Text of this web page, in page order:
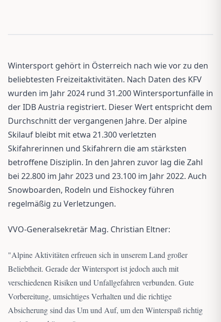
Wintersport gehört in Österreich nach wie vor zu den
beliebtesten Freizeitaktivitäten. Nach Daten des KFV
wurden im Jahr 2024 rund 31.200 Wintersportunfälle in
der IDB Austria registriert. Dieser Wert entspricht dem
Durchschnitt der vergangenen Jahre. Der alpine
Skilauf bleibt mit etwa 21.300 verletzten
Skifahrerinnen und Skifahrern die am stärksten
betroffene Disziplin. In den Jahren zuvor lag die Zahl
bei 22.800 im Jahr 2023 und 23.100 im Jahr 2022. Auch
Snowboarden, Rodeln und Eishockey führen
regelmäßig zu Verletzungen.
VVO-Generalsekretär Mag. Christian Eltner:
"Alpine Aktivitäten erfreuen sich in unserem Land großer
Beliebtheit. Gerade der Wintersport ist jedoch auch mit
verschiedenen Risiken und Unfallgefahren verbunden. Gute
Vorbereitung, umsichtiges Verhalten und die richtige
Absicherung sind das Um und Auf, um den Winterspaß richtig